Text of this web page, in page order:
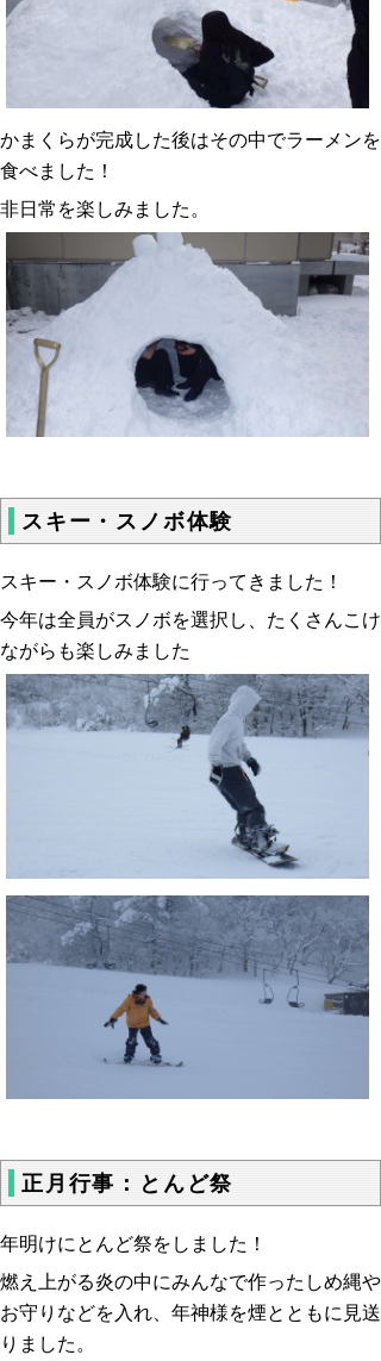
かまくらが完成した後はその中でラーメンを
食べました！
非日常を楽しみました。
スキー・スノボ体験
スキー・スノボ体験に行ってきました！
今年は全員がスノボを選択し、たくさんこけ
ながらも楽しみました
正月行事：とんど祭
年明けにとんど祭をしました！
燃え上がる炎の中にみんなで作ったしめ縄や
お守りなどを入れ、 年神様を煙とともに見送
りました。